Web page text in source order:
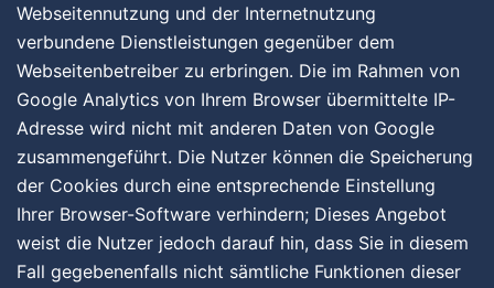
Webseitennutzung und der Internetnutzung
verbundene Dienstleistungen gegenüber dem
Webseitenbetreiber zu erbringen. Die im Rahmen von
Google Analytics von Ihrem Browser übermittelte IP-
Adresse wird nicht mit anderen Daten von Google
zusammengeführt. Die Nutzer können die Speicherung
der Cookies durch eine entsprechende Einstellung
Ihrer Browser-Software verhindern; Dieses Angebot
weist die Nutzer jedoch darauf hin, dass Sie in diesem
Fall gegebenenfalls nicht sämtliche Funktionen dieser